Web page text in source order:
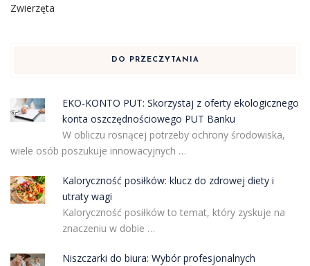
Zwierzęta
DO PRZECZYTANIA
EKO-KONTO PUT: Skorzystaj z oferty ekologicznego
konta oszczędnościowego PUT Banku
W obliczu rosnącej potrzeby ochrony środowiska,
wiele osób poszukuje innowacyjnych …
Kaloryczność posiłków: klucz do zdrowej diety i
utraty wagi
Kaloryczność posiłków to temat, który zyskuje na
znaczeniu w dobie …
Niszczarki do biura: Wybór profesjonalnych